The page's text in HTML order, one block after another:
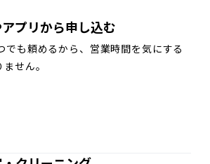
プリから申し込む
でも頼めるから、営業時間を気にする
せん。